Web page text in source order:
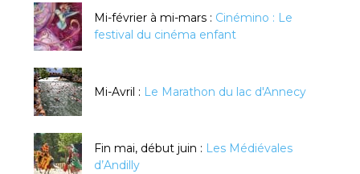
Mi-février à mi-mars : Cinémino : Le
festival du cinéma enfant
Mi-Avril : Le Marathon du lac d'Annecy
Fin mai, début juin : Les Médiévales
d’Andilly